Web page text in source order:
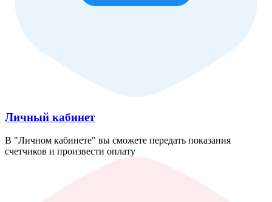
Личный кабинет
В "Личном кабинете" вы сможете передать показания
счетчиков и произвести оплату